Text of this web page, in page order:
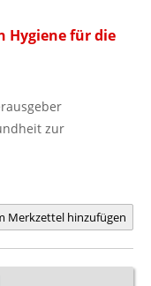
Hygiene für die
zur
Merkzettel hinzufügen